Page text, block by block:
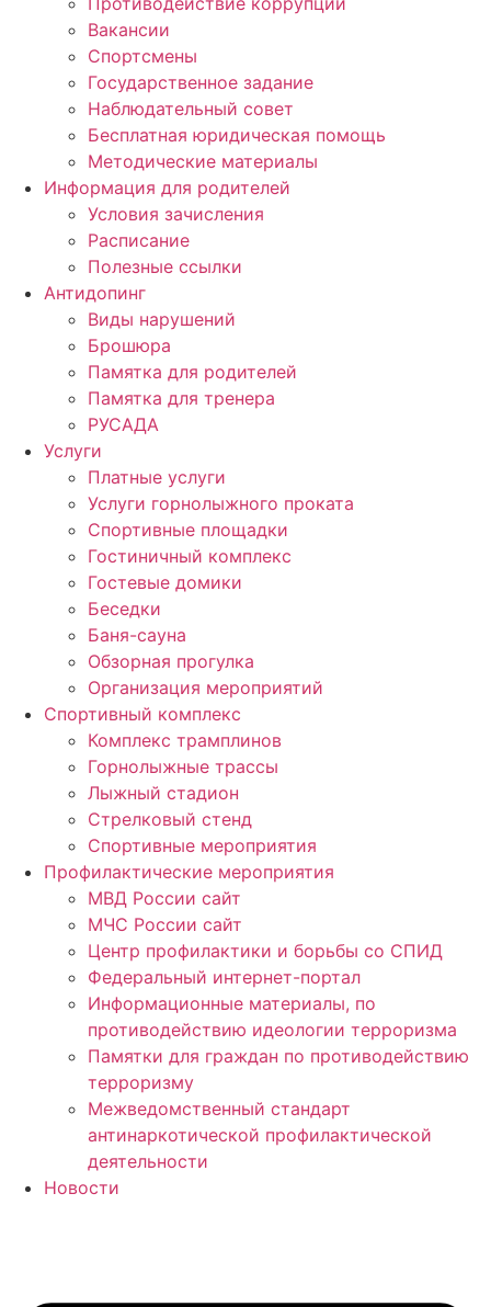
Вакансии
Спортсмены
Государственное задание
Наблюдательный совет
Бесплатная юридическая помощь
Методические материалы
Информация для родителей
Условия зачисления
Расписание
Полезные ссылки
Антидопинг
Виды нарушений
Брошюра
Памятка для родителей
Памятка для тренера
РУСАДА
Услуги
Платные услуги
Услуги горнолыжного проката
Спортивные площадки
Гостиничный комплекс
Гостевые домики
Беседки
Баня-сауна
Обзорная прогулка
Организация мероприятий
Спортивный комплекс
Комплекс трамплинов
Горнолыжные трассы
Лыжный стадион
Стрелковый стенд
Спортивные мероприятия
Профилактические мероприятия
МВД России сайт
МЧС России сайт
Центр профилактики и борьбы со СПИД
Федеральный интернет-портал
Информационные материалы, по
противодействию идеологии терроризма
Памятки для граждан по противодействию
терроризму
Межведомственный стандарт
антинаркотической профилактической
деятельности
Новости